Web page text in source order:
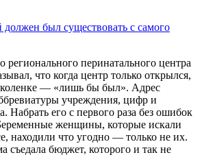
был существовать с самого
регионального перинатального центра
что когда центр только открылся,
коленке — «лишь бы был». Адрес
учреждения, цифр и
Набрать его с первого раза без ошибок
женщины, которые искали
находили что угодно — только не их.
съедала бюджет, которого и так не